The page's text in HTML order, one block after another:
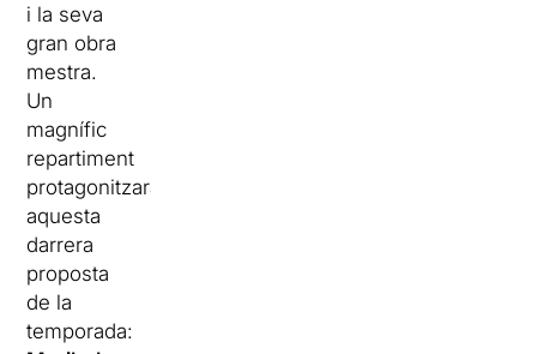
i la seva
gran obra
mestra.
Un
magnífic
repartiment
protagonitzarà
aquesta
darrera
proposta
de la
temporada: